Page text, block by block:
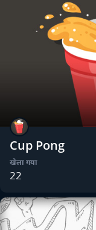
Cup Pong
खेला गया
22